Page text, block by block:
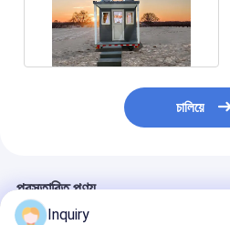
চালিয়ে
প্রস্তাবিত পণ্য
Inquiry